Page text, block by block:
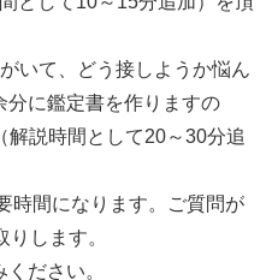
いて、どう接しようか悩ん
分に鑑定書を作りますの
解説時間として20～30分追
時間になります。ご質問が
します。
ださい。